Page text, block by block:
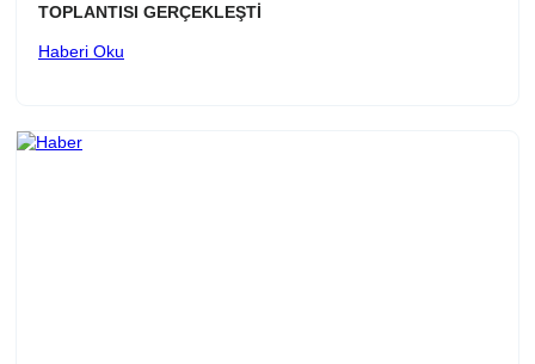
TOPLANTISI GERÇEKLEŞTİ
Haberi Oku